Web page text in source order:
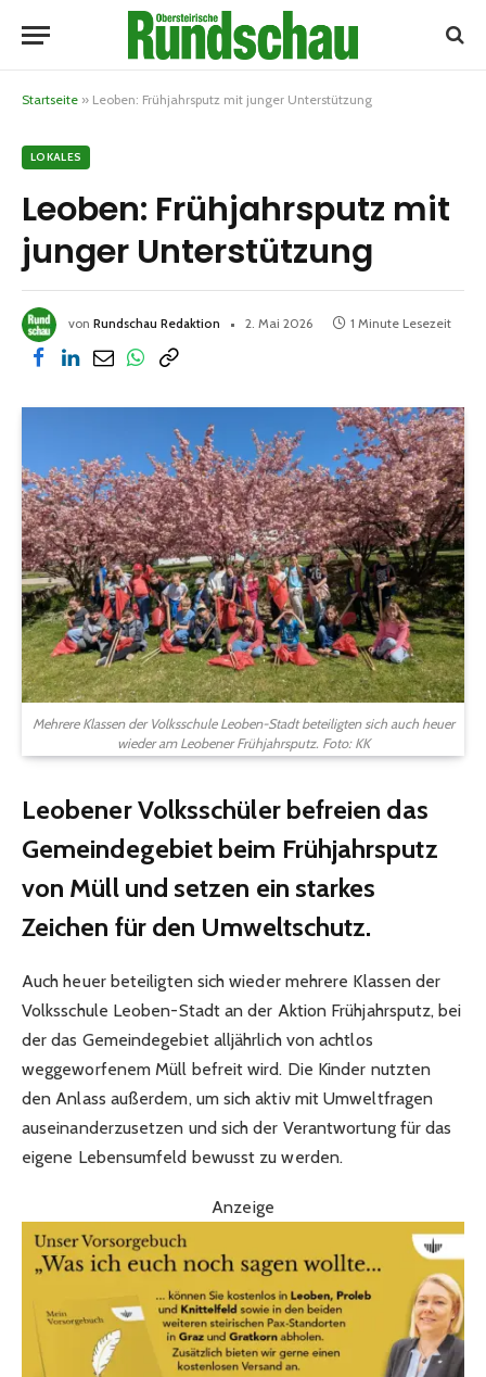
Startseite » Leoben: Frühjahrsputz mit junger Unterstützung
LOKALES
Leoben: Frühjahrsputz mit
junger Unterstützung
von Rundschau Redaktion 2. Mai 2026 1 Minute Lesezeit
Mehrere Klassen der Volksschule Leoben-Stadt beteiligten sich auch heuer
wieder am Leobener Frühjahrsputz. Foto: KK
Leobener Volksschüler befreien das
Gemeindegebiet beim Frühjahrsputz
von Müll und setzen ein starkes
Zeichen für den Umweltschutz.
Auch heuer beteiligten sich wieder mehrere Klassen der
Volksschule Leoben-Stadt an der Aktion Frühjahrsputz, bei
der das Gemeindegebiet alljährlich von achtlos
weggeworfenem Müll befreit wird. Die Kinder nutzten
den Anlass außerdem, um sich aktiv mit Umweltfragen
auseinanderzusetzen und sich der Verantwortung für das
eigene Lebensumfeld bewusst zu werden.
Anzeige